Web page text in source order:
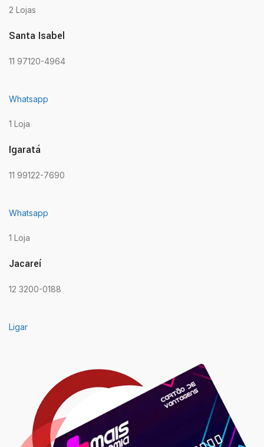
2 Lojas
Santa Isabel
11 97120-4964
Whatsapp
1 Loja
Igaratá
11 99122-7690
Whatsapp
1 Loja
Jacareí
12 3200-0188
Ligar